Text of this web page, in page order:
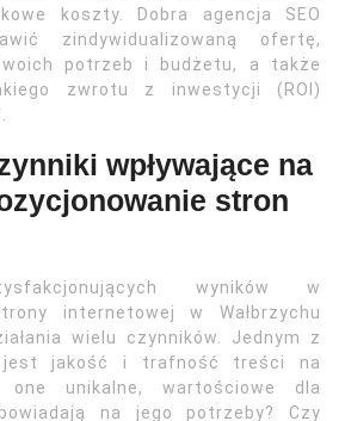
koszty. Dobra agencja SEO
zindywidualizowaną ofertę,
potrzeb i budżetu, a także
zwrotu z inwestycji (ROI)
wpływające na
stron
wyników w
internetowej w Wałbrzychu
wielu czynników. Jednym z
jest jakość i trafność treści na
unikalne, wartościowe dla
na jego potrzeby? Czy